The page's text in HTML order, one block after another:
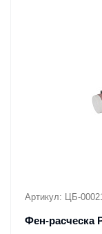
Артикул: ЦБ-
Фен-расческа